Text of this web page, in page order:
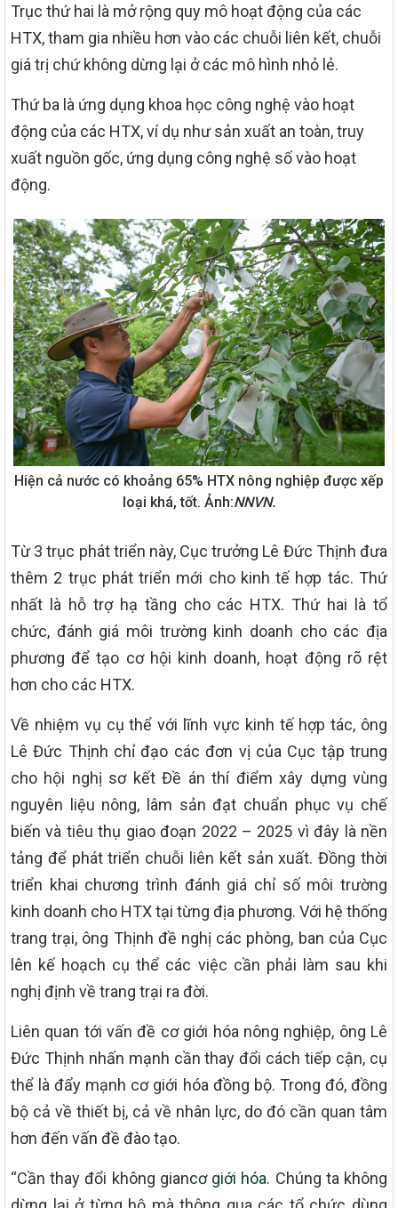
Trục thứ hai là mở rộng quy mô hoạt động của các
HTX, tham gia nhiều hơn vào các chuỗi liên kết, chuỗi
giá trị chứ không dừng lại ở các mô hình nhỏ lẻ.
Thứ ba là ứng dụng khoa học công nghệ vào hoạt
động của các HTX, ví dụ như sản xuất an toàn, truy
xuất nguồn gốc, ứng dụng công nghệ số vào hoạt
động.
Hiện cả nước có khoảng 65% HTX nông nghiệp được xếp
loại khá, tốt. Ảnh:NNVN.
Từ 3 trục phát triển này, Cục trưởng Lê Đức Thịnh đưa
thêm 2 trục phát triển mới cho kinh tế hợp tác. Thứ
nhất là hỗ trợ hạ tầng cho các HTX. Thứ hai là tổ
chức, đánh giá môi trường kinh doanh cho các địa
phương để tạo cơ hội kinh doanh, hoạt động rõ rệt
hơn cho các HTX.
Về nhiệm vụ cụ thể với lĩnh vực kinh tế hợp tác, ông
Lê Đức Thịnh chỉ đạo các đơn vị của Cục tập trung
cho hội nghị sơ kết Đề án thí điểm xây dựng vùng
nguyên liệu nông, lâm sản đạt chuẩn phục vụ chế
biến và tiêu thụ giao đoạn 2022 – 2025 vì đây là nền
tảng để phát triển chuỗi liên kết sản xuất. Đồng thời
triển khai chương trình đánh giá chỉ số môi trường
kinh doanh cho HTX tại từng địa phương. Với hệ thống
trang trại, ông Thịnh đề nghị các phòng, ban của Cục
lên kế hoạch cụ thể các việc cần phải làm sau khi
nghị định về trang trại ra đời.
Liên quan tới vấn đề cơ giới hóa nông nghiệp, ông Lê
Đức Thịnh nhấn mạnh cần thay đổi cách tiếp cận, cụ
thể là đẩy mạnh cơ giới hóa đồng bộ. Trong đó, đồng
bộ cả về thiết bị, cả về nhân lực, do đó cần quan tâm
hơn đến vấn đề đào tạo.
“Cần thay đổi không giancơ giới hóa. Chúng ta không